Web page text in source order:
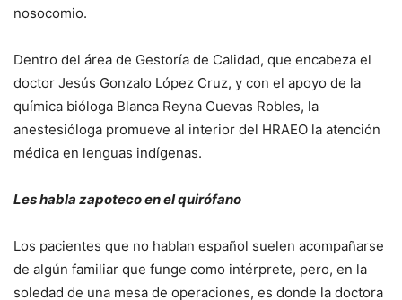
nosocomio.
Dentro del área de Gestoría de Calidad, que encabeza el
doctor Jesús Gonzalo López Cruz, y con el apoyo de la
química bióloga Blanca Reyna Cuevas Robles, la
anestesióloga promueve al interior del HRAEO la atención
médica en lenguas indígenas.
Les habla zapoteco en el quirófano
Los pacientes que no hablan español suelen acompañarse
de algún familiar que funge como intérprete, pero, en la
soledad de una mesa de operaciones, es donde la doctora